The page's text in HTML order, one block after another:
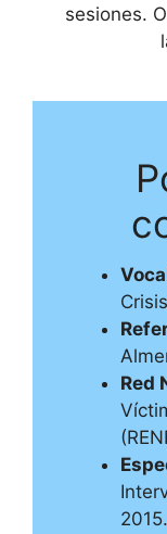
sesiones.
Red
2015.